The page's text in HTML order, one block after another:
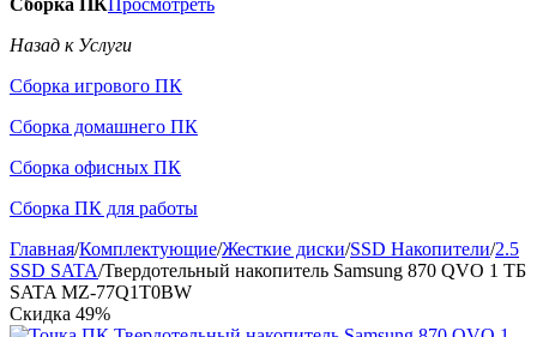
Сборка ПКПросмотреть
Назад к Услуги
Сборка игрового ПК
Сборка домашнего ПК
Сборка офисных ПК
Сборка ПК для работы
Главная/Комплектующие/Жесткие диски/SSD Накопители/2.5
SSD SATA/Твердотельный накопитель Samsung 870 QVO 1 ТБ
SATA MZ-77Q1T0BW
Скидка 49%